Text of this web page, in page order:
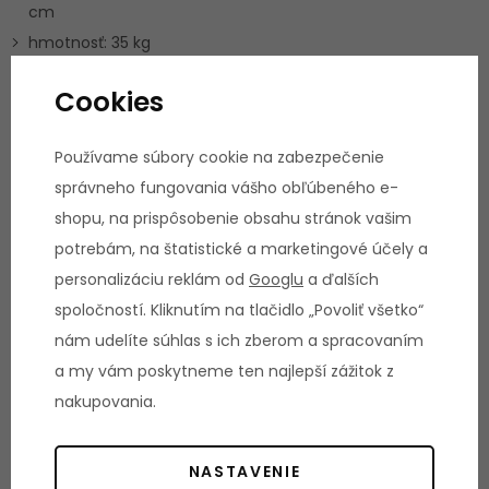
cm
hmotnosť: 35 kg
Záruka:
rám – 5 rokov
ostatné diely – 2 roky
Parametre
HMOTNOSŤ
STROJA
DĹŽKA STROJA
216 cm
ŠÍRKA STROJA
150 kg
PROGRAMOVÉ
Cookies
Používame súbory cookie na zabezpečenie
správneho fungovania vášho obľúbeného e-
shopu, na prispôsobenie obsahu stránok vašim
potrebám, na štatistické a marketingové účely a
personalizáciu reklám od Googlu a ďalších
spoločností. Kliknutím na tlačidlo „Povoliť všetko“
nám udelíte súhlas s ich zberom a spracovaním
a my vám poskytneme ten najlepší zážitok z
nakupovania.
NASTAVENIE